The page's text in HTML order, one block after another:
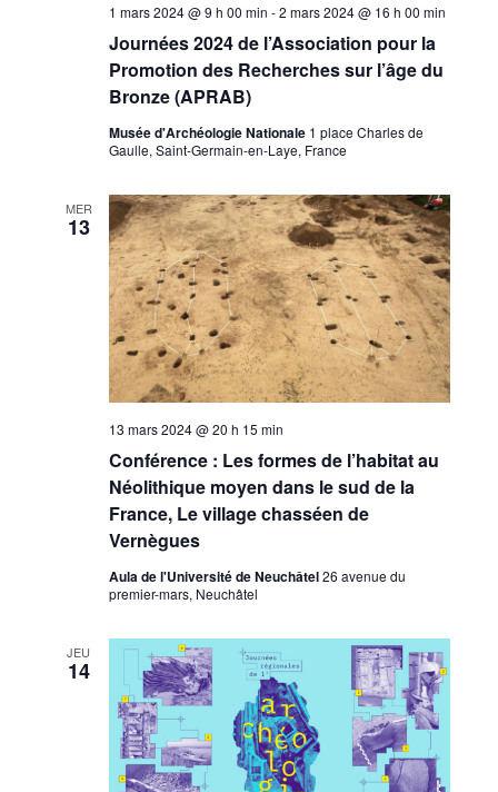
Journées 2024 de l’Association pour la
Promotion des Recherches sur l’âge du
Bronze (APRAB)
1 mars 2024 @ 9 h 00 min -2 mars 2024 @ 16 h 00 min
Musée d'Archéologie Nationale 1 place Charles de
Gaulle, Saint-Germain-en-Laye, France
MER
13
Conférence : Les formes de l’habitat au
Néolithique moyen dans le sud de la
France, Le village chasséen de
Vernègues
13 mars 2024 @ 20 h 15 min
Aula de l'Université de Neuchâtel26 avenue du
premier-mars, Neuchâtel
JEU
14